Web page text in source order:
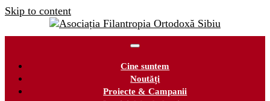
Skip to content
Cine suntem
Noutăți
Proiecte & Campanii